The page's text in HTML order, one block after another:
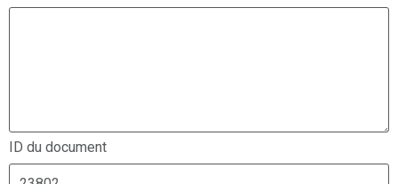
ID du document